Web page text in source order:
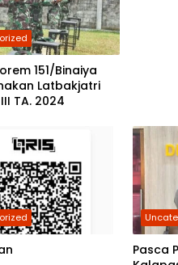
151/Binaiya
Latbakjatri
TA. 2024
Pasca